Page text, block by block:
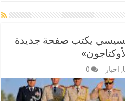
يكتب صفحة جديدة
, اخبار 0